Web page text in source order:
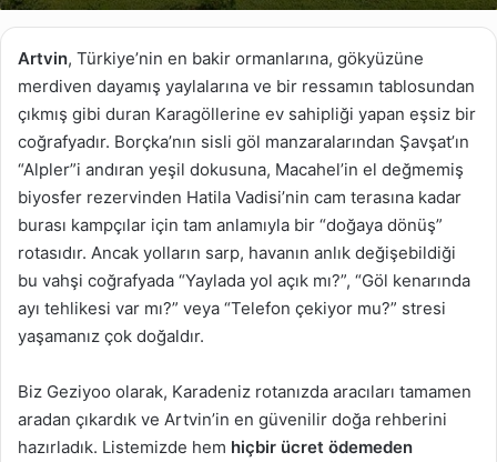
Artvin, Türkiye’nin en bakir ormanlarına, gökyüzüne
merdiven dayamış yaylalarına ve bir ressamın tablosundan
çıkmış gibi duran Karagöllerine ev sahipliği yapan eşsiz bir
coğrafyadır. Borçka’nın sisli göl manzaralarından Şavşat’ın
“Alpler”i andıran yeşil dokusuna, Macahel’in el değmemiş
biyosfer rezervinden Hatila Vadisi’nin cam terasına kadar
burası kampçılar için tam anlamıyla bir “doğaya dönüş”
rotasıdır. Ancak yolların sarp, havanın anlık değişebildiği
bu vahşi coğrafyada “Yaylada yol açık mı?”, “Göl kenarında
ayı tehlikesi var mı?” veya “Telefon çekiyor mu?” stresi
yaşamanız çok doğaldır.
Biz Geziyoo olarak, Karadeniz rotanızda aracıları tamamen
aradan çıkardık ve Artvin’in en güvenilir doğa rehberini
hazırladık. Listemizde hem hiçbir ücret ödemeden